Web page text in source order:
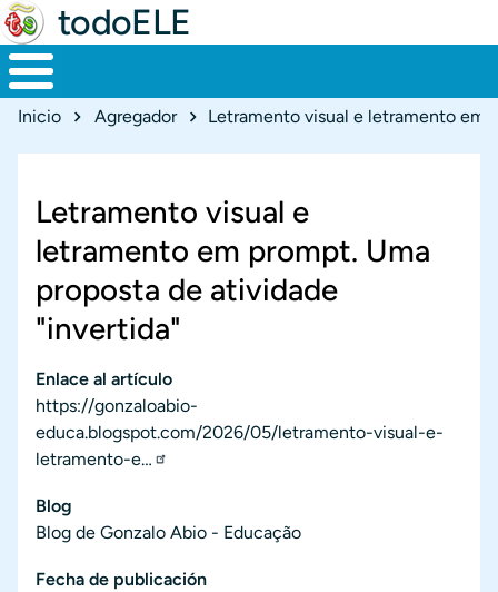
todoELE
Ruta de navegación
Inicio Agregador
Letramento visual e
letramento em prompt. Uma
proposta de atividade
"invertida"
Enlace al artículo
https://gonzaloabio-
educa.blogspot.com/2026/05/letramento-visual-e-
letramento-e…
Blog
Blog de Gonzalo Abio - Educação
Fecha de publicación